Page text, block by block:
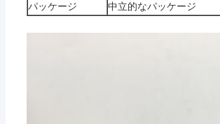
パッケージ
中立的なパッケージ